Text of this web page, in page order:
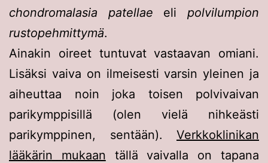
chondromalasia patellae elipolvilumpion
rustopehmittymä.
Ainakin oireet tuntuvat vastaavan omiani.
Lisäksi vaiva on ilmeisesti varsin yleinen ja
aiheuttaa noin joka toisen polvivaivan
parikymppisillä (olen vielä nihkeästi
parikymppinen, sentään). Verkkoklinikan
lääkärin mukaan tällä vaivalla on tapana